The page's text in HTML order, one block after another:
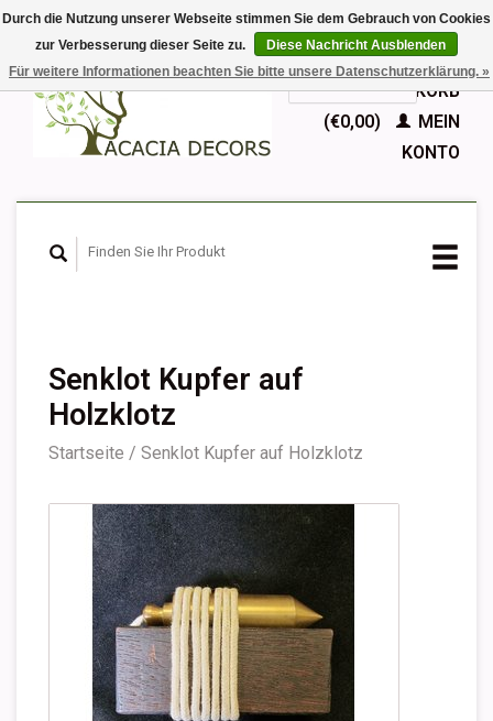
EUR
GBPDeutsch
Nederlands
English
IHR WARENKORB
(€0,00)
MEIN
KONTO
Senklot Kupfer auf
Holzklotz
Startseite / Senklot Kupfer auf Holzklotz
Durch die Nutzung unserer Webseite stimmen Sie dem Gebrauch von Cookies
zur Verbesserung dieser Seite zu.
Diese Nachricht Ausblenden
Für weitere Informationen beachten Sie bitte unsere Datenschutzerklärung. »